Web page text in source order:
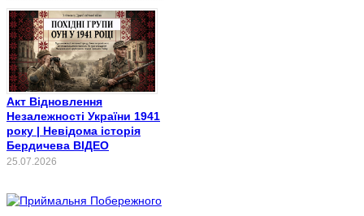
Акт Відновлення
Незалежності України 1941
року | Невідома історія
Бердичева ВІДЕО
25.07.2026